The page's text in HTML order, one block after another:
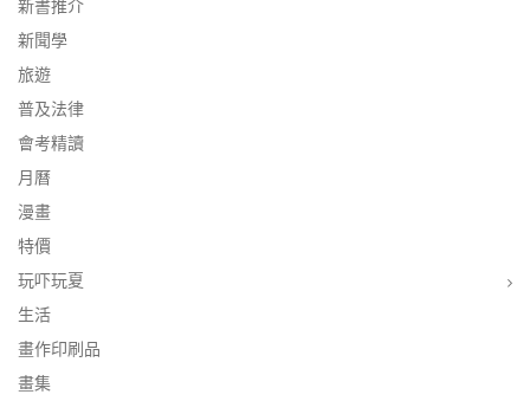
新書推介
新聞學
旅遊
普及法律
會考精讀
月曆
漫畫
特價
玩吓玩夏
生活
畫作印刷品
畫集